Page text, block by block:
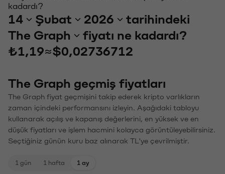
kadardı?
14 Şubat 2026
tarihindeki
The Graph
fiyatı ne kadardı?
₺1,19≈$0,02736712
The Graph geçmiş fiyatları
The Graph fiyat geçmişini takip ederek kripto varlıkların
zaman içindeki performansını izleyin. Aşağıdaki tabloyu
kullanarak açılış ve kapanış değerlerini, en yüksek ve en
düşük fiyatları ve işlem hacmini kolayca görüntüleyebilirsiniz.
Seçtiğiniz günün kuru baz alınarak TL'ye çevrilmiştir.
1 gün 1 hafta 1 ay